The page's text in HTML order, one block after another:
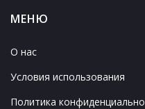
МЕНЮ
О нас
Условия использования
Политика